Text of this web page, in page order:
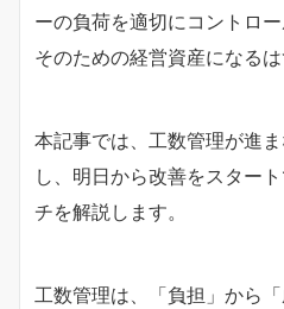
ーの負荷を適切にコントロ
そのための経営資産になるは
本記事では、工数管理が進
し、明日から改善をスター
チを解説します。
工数管理は、「負担」から